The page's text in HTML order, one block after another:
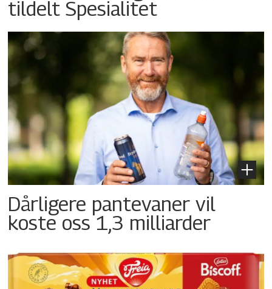
tildelt Spesialitet
Dårligere pantevaner vil
koste oss 1,3 milliarder